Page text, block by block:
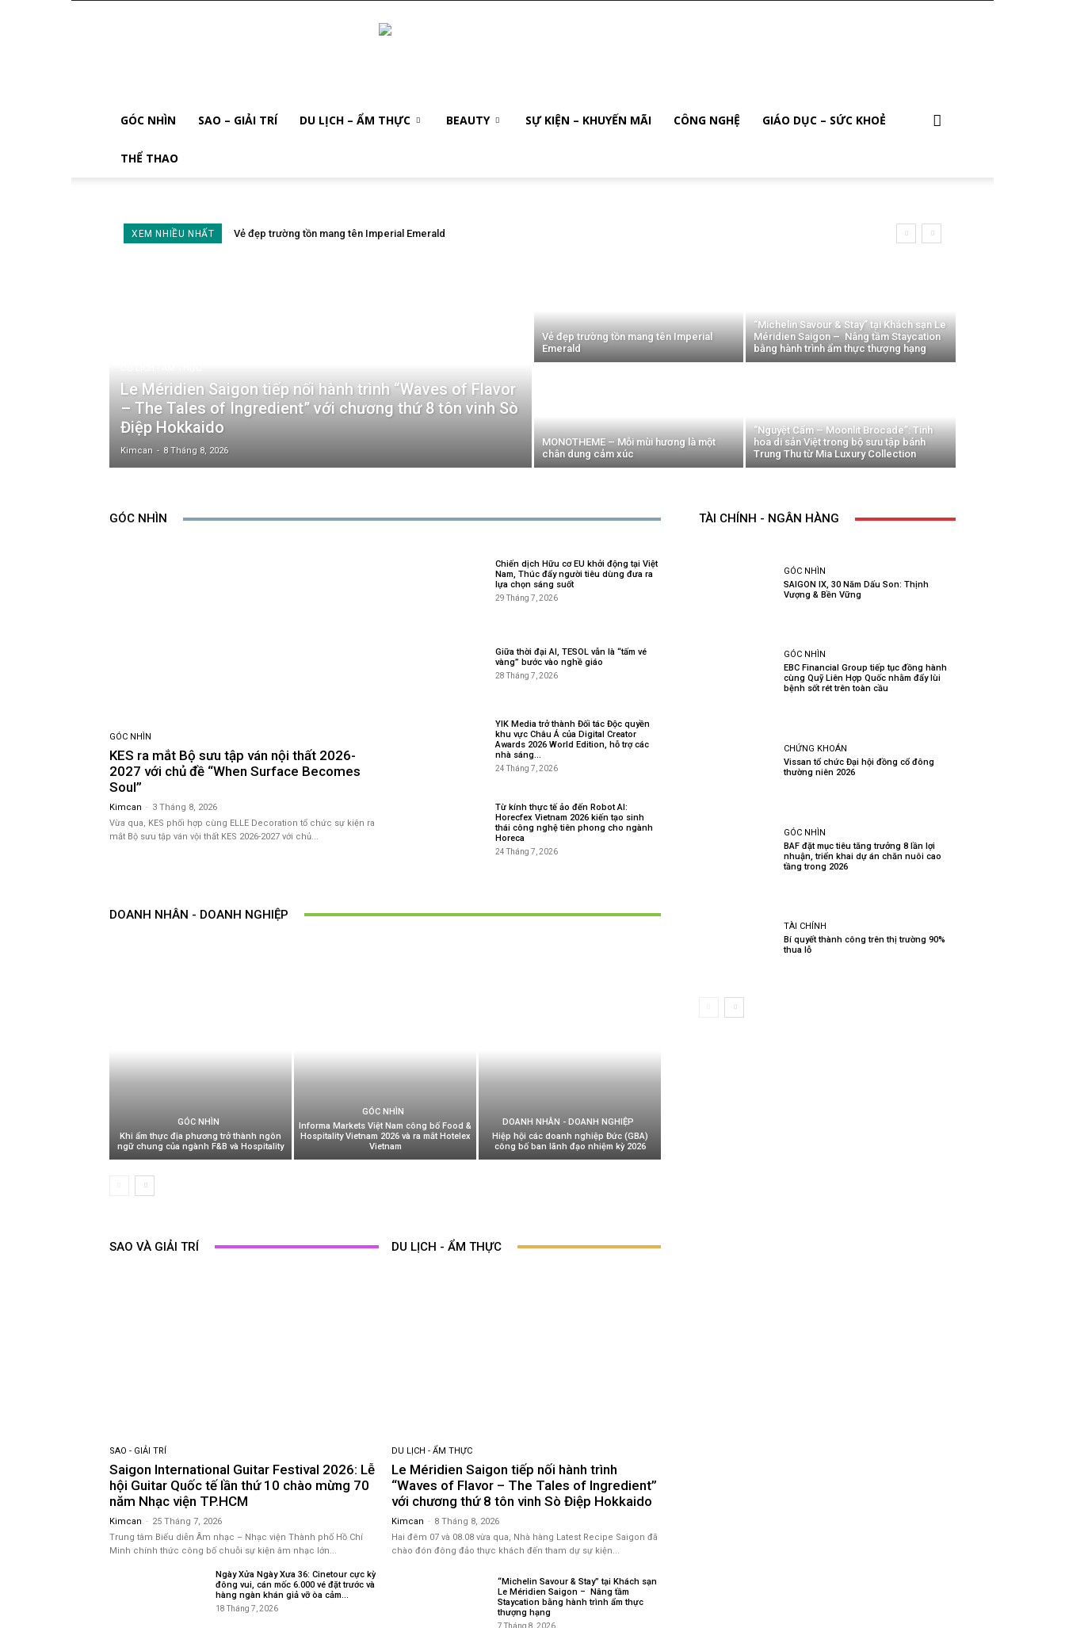
GÓC NHÌN SAO – GIẢI TRÍ DU LỊCH – ẨM THỰC BEAUTY SỰ KIỆN – KHUYẾN MÃI CÔNG NGHỆ GIÁO DỤC – SỨC KHOẺ
THỂ THAO
XEM NHIỀU NHẤT Vẻ đẹp trường tồn mang tên Imperial Emerald
Le Méridien Saigon tiếp nối hành trình “Waves of Flavor
– The Tales of Ingredient” với chương thứ 8 tôn vinh Sò
Điệp Hokkaido
Kimcan - 8 Tháng 8, 2026
Vẻ đẹp trường tồn mang tên Imperial
Emerald
“Michelin Savour & Stay” tại Khách sạn Le
Méridien Saigon – Nâng tầm Staycation
bằng hành trình ẩm thực thượng hạng
MONOTHEME – Mỗi mùi hương là một
chân dung cảm xúc
“Nguyệt Cẩm – Moonlit Brocade”: Tinh
hoa di sản Việt trong bộ sưu tập bánh
Trung Thu từ Mia Luxury Collection
GÓC NHÌN
GÓC NHÌN
KES ra mắt Bộ sưu tập ván nội thất 2026-
2027 với chủ đề “When Surface Becomes
Soul”
Kimcan - 3 Tháng 8, 2026
Vừa qua, KES phối hợp cùng ELLE Decoration tổ chức sự kiện ra
mắt Bộ sưu tập ván vội thất KES 2026-2027 với chủ...
Chiến dịch Hữu cơ EU khởi động tại Việt
Nam, Thúc đẩy người tiêu dùng đưa ra
lựa chọn sáng suốt
29 Tháng 7, 2026
Giữa thời đại AI, TESOL vẫn là “tấm vé
vàng” bước vào nghề giáo
28 Tháng 7, 2026
YIK Media trở thành Đối tác Độc quyền
khu vực Châu Á của Digital Creator
Awards 2026 World Edition, hỗ trợ các
nhà sáng...
24 Tháng 7, 2026
Từ kính thực tế ảo đến Robot AI:
Horecfex Vietnam 2026 kiến tạo sinh
thái công nghệ tiên phong cho ngành
Horeca
24 Tháng 7, 2026
DOANH NHÂN - DOANH NGHIỆP
GÓC NHÌN
Khi ẩm thực địa phương trở thành ngôn
ngữ chung của ngành F&B và Hospitality
GÓC NHÌN
Informa Markets Việt Nam công bố Food &
Hospitality Vietnam 2026 và ra mắt Hotelex
Vietnam
DOANH NHÂN - DOANH NGHIỆP
Hiệp hội các doanh nghiệp Đức (GBA)
công bố ban lãnh đạo nhiệm kỳ 2026
SAO VÀ GIẢI TRÍ
SAO - GIẢI TRÍ
Saigon International Guitar Festival 2026: Lễ
hội Guitar Quốc tế lần thứ 10 chào mừng 70
năm Nhạc viện TP.HCM
Kimcan - 25 Tháng 7, 2026
Trung tâm Biểu diễn Âm nhạc – Nhạc viện Thành phố Hồ Chí
Minh chính thức công bố chuỗi sự kiện âm nhạc lớn...
Ngày Xửa Ngày Xưa 36: Cinetour cực kỳ
đông vui, cán mốc 6.000 vé đặt trước và
hàng ngàn khán giả vỡ òa cảm...
18 Tháng 7, 2026
DU LỊCH - ẨM THỰC
DU LỊCH - ẨM THỰC
Le Méridien Saigon tiếp nối hành trình
“Waves of Flavor – The Tales of Ingredient”
với chương thứ 8 tôn vinh Sò Điệp Hokkaido
Kimcan - 8 Tháng 8, 2026
Hai đêm 07 và 08.08 vừa qua, Nhà hàng Latest Recipe Saigon đã
chào đón đông đảo thực khách đến tham dự sự kiện...
“Michelin Savour & Stay” tại Khách sạn
Le Méridien Saigon – Nâng tầm
Staycation bằng hành trình ẩm thực
thượng hạng
7 Tháng 8, 2026
TÀI CHÍNH - NGÂN HÀNG
GÓC NHÌN
SAIGON IX, 30 Năm Dấu Son: Thịnh
Vượng & Bền Vững
GÓC NHÌN
EBC Financial Group tiếp tục đồng hành
cùng Quỹ Liên Hợp Quốc nhằm đẩy lùi
bệnh sốt rét trên toàn cầu
CHỨNG KHOÁN
Vissan tổ chức Đại hội đồng cổ đông
thường niên 2026
GÓC NHÌN
BAF đặt mục tiêu tăng trưởng 8 lần lợi
nhuận, triển khai dự án chăn nuôi cao
tầng trong 2026
TÀI CHÍNH
Bí quyết thành công trên thị trường 90%
thua lỗ